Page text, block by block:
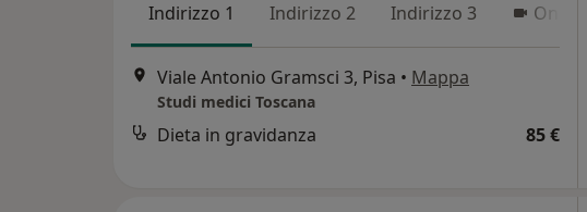
Indirizzo 1 Indirizzo 2 Indirizzo 3 Online
Viale Antonio Gramsci 3, Pisa • Mappa
Studi medici Toscana
Dieta in gravidanza 85 €